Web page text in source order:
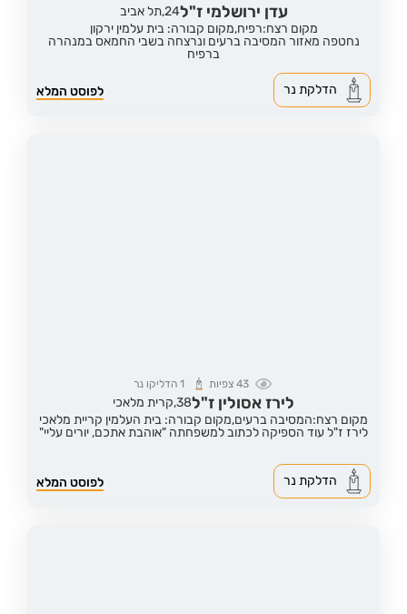
עדן ירושלמי ז"ל24,תל אביב
מקום רצח:רפיח,מקום קבורה: בית עלמין ירקון
נחטפה מאזור המסיבה ברעים ונרצחה בשבי החמאס במנהרה
ברפיח
לפוסט המלא הדלקת נר
43צפיות 1 הדליקו נר
לירז אסולין ז"ל38, קרית מלאכי
מקום רצח:המסיבה ברעים,מקום קבורה: בית העלמין קריית מלאכי
לירז ז"ל עוד הספיקה לכתוב למשפחתה "אוהבת אתכם, יורים עליי"
לפוסט המלא הדלקת נר